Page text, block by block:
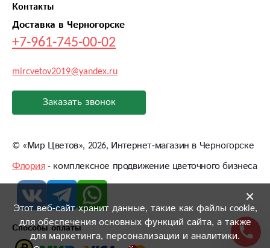
Этот веб-сайт хранит данные, такие как файлы cookie,
для обеспечения основных функций сайта, а также
для маркетинга, персонализации и аналитики.
×
Контакты
Доставка в Черногорске
+7-961-745-00-02
mircvetov2019@yandex.ru
Заказать звонок
© «Мир Цветов», 2026, Интернет-магазин в Черногорске
Флория- комплексное продвижение цветочного бизнеса
Способы оплаты